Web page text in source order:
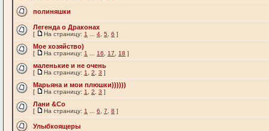
полиняшки
Легенда о Драконах
[ На страницу: 1 4 5 6 ]
Мое хозяйство)
[ На страницу: 1 16 17 18 ]
маленькие и не очень
[ На страницу: 1 2 3 ]
Марьяна и мои плюшки))))))
[ На страницу: 1 2 3 ]
Лани &Co
[ На страницу: 1 6 7 8 ]
Улыбкоящеры